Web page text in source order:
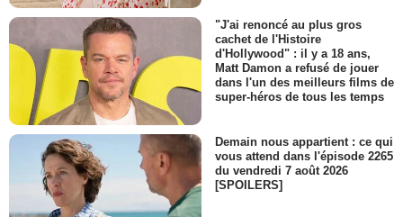
"J'ai renoncé au plus gros
cachet de l'Histoire
d'Hollywood" : il y a 18 ans,
Matt Damon a refusé de jouer
dans l'un des meilleurs films de
super-héros de tous les temps
Demain nous appartient : ce qui
vous attend dans l'épisode 2265
du vendredi 7 août 2026
[SPOILERS]